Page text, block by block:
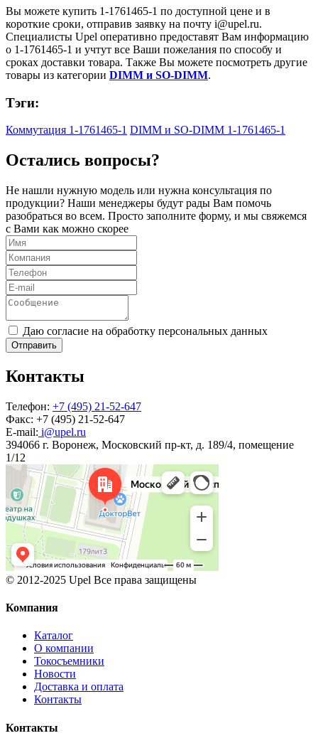
Вы можете купить 1-1761465-1 по доступной цене и в
короткие сроки, отправив заявку на почту i@upel.ru.
Специалисты Upel оперативно предоставят Вам информацию
о 1-1761465-1 и учтут все Ваши пожелания по способу и
сроках доставки товара. Также Вы можете посмотреть другие
товары из категории DIMM и SO-DIMM.
Тэги:
Коммутация 1-1761465-1 DIMM и SO-DIMM 1-1761465-1
Остались вопросы?
Не нашли нужную модель или нужна консультация по
продукции? Наши менеджеры будут рады Вам помочь
разобраться во всем. Просто заполните форму, и мы свяжемся
с Вами как можно скорее
Даю согласие на обработку персональных данных
Отправить
Контакты
Телефон: +7 (495) 21-52-647
Факс: +7 (495) 21-52-647
E-mail: i@upel.ru
394066 г. Воронеж, Московский пр-кт, д. 189/4, помещение
1/12
© 2012-2025 Upel Все права защищены
Компания
Каталог
О компании
Токосъемники
Новости
Доставка и оплата
Контакты
Контакты